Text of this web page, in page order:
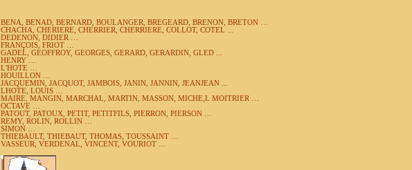
BENA, BENAD, BERNARD, BOULANGER, BREGEARD, BRENON, BRETON …
CHACHA, CHERIERE, CHERRIER, CHERRIERE, COLLOT, COTEL ...
DEDENON, DIDIER …
FRANÇOIS, FRIOT …
GADEL, GEOFFROY, GEORGES, GERARD, GERARDIN, GLED ...
HENRY …
L'HOTE …
HOUILLON …
JACQUEMIN, JACQUOT, JAMBOIS, JANIN, JANNIN, JEANJEAN ...
LHOTE, LOUIS …
MAIRE, MANGIN, MARCHAL, MARTIN, MASSON, MICHE,L MOITRIER …
OCTAVE …
PATOUT, PATOUX, PETIT, PETITFILS, PIERRON, PIERSON …
REMY, ROLIN, ROLLIN …
SIMON …
THIEBAULT, THIEBAUT, THOMAS, TOUSSAINT …
VASSEUR, VERDENAL, VINCENT, VOURIOT …